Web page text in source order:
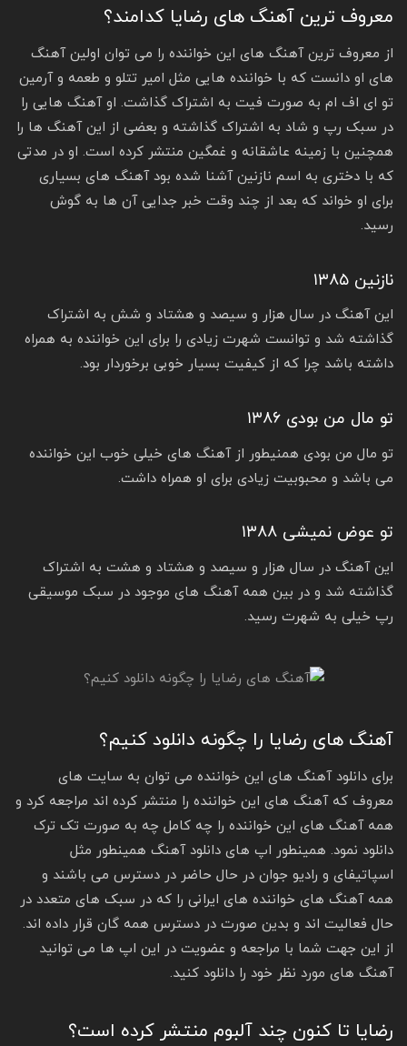
معروف ترین آهنگ های رضایا کدامند؟
از معروف ترین آهنگ های این خواننده را می‌ توان اولین آهنگ
های او دانست که با خواننده هایی مثل امیر تتلو و طعمه و آرمین
تو ای اف ام به صورت فیت به اشتراک گذاشت. او آهنگ هایی را
در سبک رپ و شاد به اشتراک گذاشته و بعضی از این آهنگ ها را
همچنین با زمینه عاشقانه و غمگین منتشر کرده است. او در مدتی
که با دختری به اسم نازنین آشنا شده بود آهنگ های بسیاری
برای او خواند که بعد از چند وقت خبر جدایی آن ها به گوش
رسید.
نازنین ۱۳۸۵
این آهنگ در سال هزار و سیصد و هشتاد و شش به اشتراک
گذاشته شد و توانست شهرت زیادی را برای این خواننده به همراه
داشته باشد چرا که از کیفیت بسیار خوبی برخوردار بود.
تو مال من بودی ۱۳۸۶
تو مال من بودی همنیطور از آهنگ های خیلی خوب این خواننده
می باشد و محبوبیت زیادی برای او همراه داشت.
تو عوض نمیشی ۱۳۸۸
این آهنگ در سال هزار و سیصد و هشتاد و هشت به اشتراک
گذاشته شد و در بین همه آهنگ های موجود در سبک موسیقی
رپ خیلی به شهرت رسید.
آهنگ های رضایا را چگونه دانلود کنیم؟
برای دانلود آهنگ های این خواننده می توان به سایت های
معروف که آهنگ های این خواننده را منتشر کرده اند مراجعه کرد و
همه آهنگ های این خواننده را چه کامل چه به صورت تک ترک
دانلود نمود. همینطور اپ‌ های دانلود آهنگ همینطور مثل
اسپاتیفای و رادیو جوان در حال حاضر در دسترس می باشند و
همه آهنگ های خواننده های ایرانی را که در سبک های متعدد در
حال فعالیت اند و بدین صورت در دسترس همه گان قرار داده اند.
از این جهت شما با مراجعه و عضویت در این اپ ها می توانید
آهنگ های مورد نظر خود را دانلود کنید.
رضایا تا کنون چند آلبوم منتشر کرده است؟